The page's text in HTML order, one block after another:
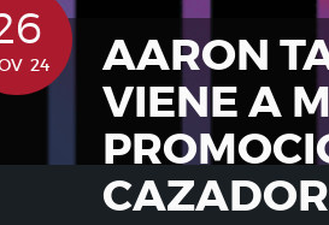
24
AARON
VIENE A
CAZADOR